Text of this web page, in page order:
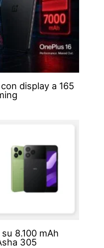
display a 165
8.100 mAh
305